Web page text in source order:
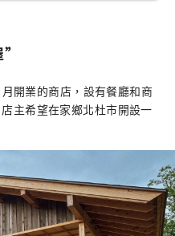
開業的商店，設有餐廳和商
主希望在家鄉北杜市開設一